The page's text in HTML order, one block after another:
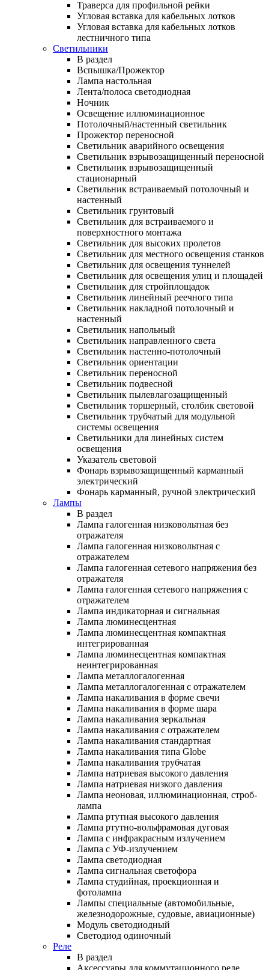
Траверса для профильной рейки
Угловая вставка для кабельных лотков
Угловая вставка для кабельных лотков
лестничного типа
Светильники
В раздел
Вспышка/Прожектор
Лампа настольная
Лента/полоса светодиодная
Ночник
Освещение иллюминационное
Потолочный/настенный светильник
Прожектор переносной
Светильник аварийного освещения
Светильник взрывозащищенный переносной
Светильник взрывозащищенный
стационарный
Светильник встраиваемый потолочный и
настенный
Светильник грунтовый
Светильник для встраиваемого и
поверхностного монтажа
Светильник для высоких пролетов
Светильник для местного освещения станков
Светильник для освещения туннелей
Светильник для освещения улиц и площадей
Светильник для стройплощадок
Светильник линейный реечного типа
Светильник накладной потолочный и
настенный
Светильник напольный
Светильник направленного света
Светильник настенно-потолочный
Светильник ориентации
Светильник переносной
Светильник подвесной
Светильник пылевлагозащищенный
Светильник торшерный, столбик световой
Светильник трубчатый для модульной
системы освещения
Светильники для линейных систем
освещения
Указатель световой
Фонарь взрывозащищенный карманный
электрический
Фонарь карманный, ручной электрический
Лампы
В раздел
Лампа галогенная низковольтная без
отражателя
Лампа галогенная низковольтная с
отражателем
Лампа галогенная сетевого напряжения без
отражателя
Лампа галогенная сетевого напряжения с
отражателем
Лампа индикаторная и сигнальная
Лампа люминесцентная
Лампа люминесцентная компактная
интегрированная
Лампа люминесцентная компактная
неинтегрированная
Лампа металлогалогенная
Лампа металлогалогенная с отражателем
Лампа накаливания в форме свечи
Лампа накаливания в форме шара
Лампа накаливания зеркальная
Лампа накаливания с отражателем
Лампа накаливания стандартная
Лампа накаливания типа Globe
Лампа накаливания трубчатая
Лампа натриевая высокого давления
Лампа натриевая низкого давления
Лампа неоновая, иллюминационная, строб-
лампа
Лампа ртутная высокого давления
Лампа ртутно-вольфрамовая дуговая
Лампа с инфракрасным излучением
Лампа с УФ-излучением
Лампа светодиодная
Лампа сигнальная светофора
Лампа студийная, проекционная и
фотолампа
Лампы специальные (автомобильные,
железнодорожные, судовые, авиационные)
Модуль светодиодный
Светодиод одиночный
Реле
В раздел
Аксессуары для коммутационного реле